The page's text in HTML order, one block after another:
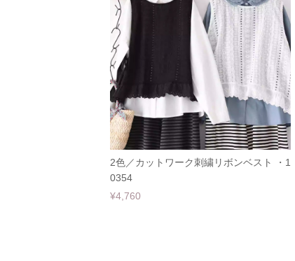
2色／カットワーク刺繍リボンベスト ・1
0354
¥4,760